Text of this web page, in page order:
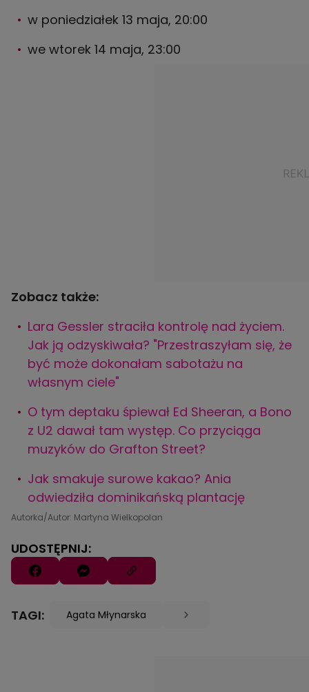
w poniedziałek 13 maja, 20:00
we wtorek 14 maja, 23:00
Zobacz także:
Lara Gessler straciła kontrolę nad życiem.
Jak ją odzyskiwała? "Przestraszyłam się, że
być może dokonałam sabotażu na
własnym ciele"
O tym deptaku śpiewał Ed Sheeran, a Bono
z U2 dawał tam występ. Co przyciąga
muzyków do Grafton Street?
Jak smakuje surowe kakao? Ania
odwiedziła dominikańską plantację
Autorka/Autor: Martyna Wielkopolan
UDOSTĘPNIJ:
TAGI: Agata Młynarska